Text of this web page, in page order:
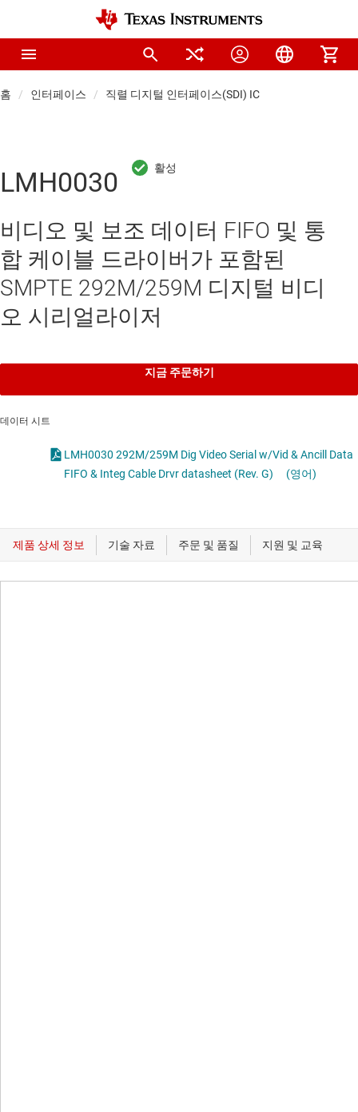
홈 인터페이스 직렬 디지털 인터페이스(SDI) IC
LMH0030
비디오 및 보조 데이터 FIFO 및 통
합 케이블 드라이버가 포함된
SMPTE 292M/259M 디지털 비디
오 시리얼라이저
지금 주문하기
데이터 시트
LMH0030 292M/259M Dig Video Serial w/Vid & Ancill Data
FIFO & Integ Cable Drvr datasheet (Rev. G)
(영어)